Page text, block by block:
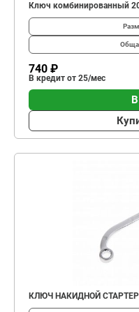
Ключ комбинированный
740 ₽
В кредит от 25/мес
КЛЮЧ НАКИДНОЙ